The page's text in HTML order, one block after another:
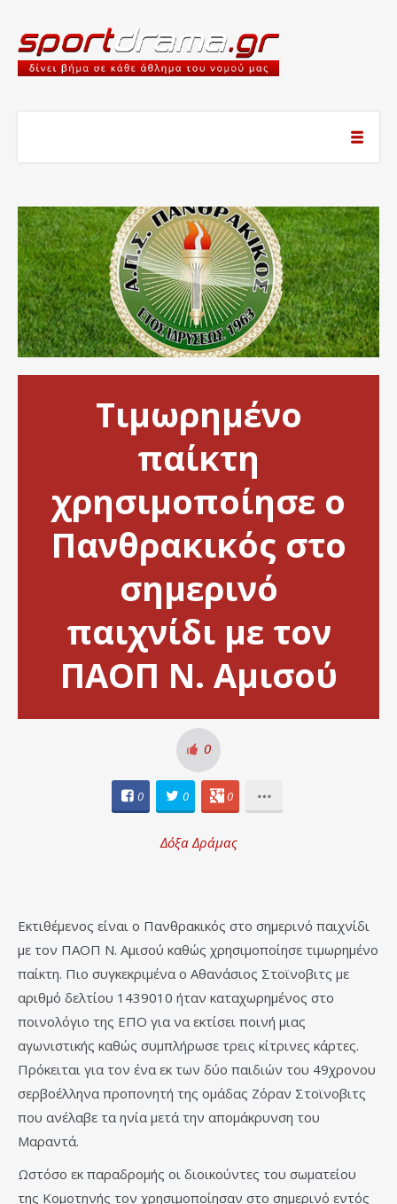
Τιμωρημένο
παίκτη
χρησιμοποίησε ο
Πανθρακικός στο
σημερινό
παιχνίδι με τον
ΠΑΟΠ Ν. Αμισού
0
0 0 0
Δόξα Δράμας
Εκτιθέμενος είναι ο Πανθρακικός στο σημερινό παιχνίδι
με τον ΠΑΟΠ Ν. Αμισού καθώς χρησιμοποίησε τιμωρημένο
παίκτη. Πιο συγκεκριμένα ο Αθανάσιος Στοϊνοβιτς με
αριθμό δελτίου 1439010 ήταν καταχωρημένος στο
ποινολόγιο της ΕΠΟ για να εκτίσει ποινή μιας
αγωνιστικής καθώς συμπλήρωσε τρεις κίτρινες κάρτες.
Πρόκειται για τον ένα εκ των δύο παιδιών του 49χρονου
σερβοέλληνα προπονητή της ομάδας Ζόραν Στοϊνοβιτς
που ανέλαβε τα ηνία μετά την απομάκρυνση του
Μαραντά.
Ωστόσο εκ παραδρομής οι διοικούντες του σωματείου
της Κομοτηνής τον χρησιμοποίησαν στο σημερινό εντός